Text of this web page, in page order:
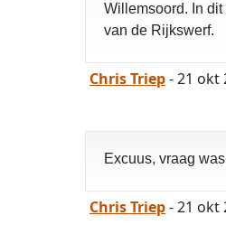
Willemsoord. In
van de Rijkswerf.
Chris Triep- 21 okt
Excuus, vraag
Chris Triep- 21 okt